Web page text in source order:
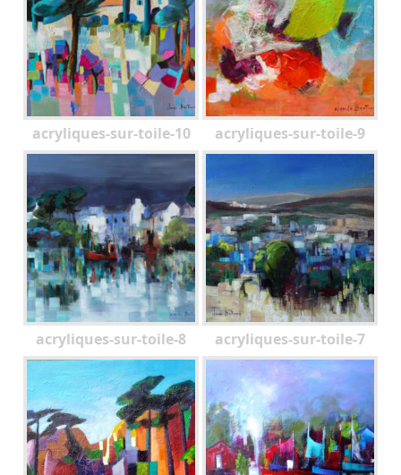
acryliques-sur-toile-10 acryliques-sur-toile-9
acryliques-sur-toile-8 acryliques-sur-toile-7